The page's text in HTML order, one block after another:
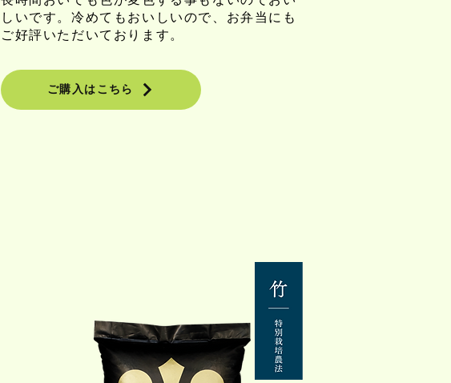
しいです。冷めてもおいしいので、お弁当にも
ご好評いただいております。
ご購入はこちら